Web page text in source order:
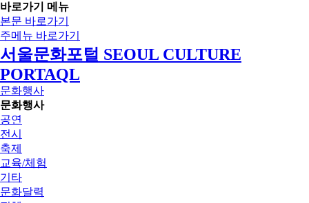
바로가기 메뉴
본문 바로가기
주메뉴 바로가기
서울문화포털 SEOUL CULTURE
PORTAQL
문화행사
문화행사
공연
전시
축제
교육/체험
기타
문화달력